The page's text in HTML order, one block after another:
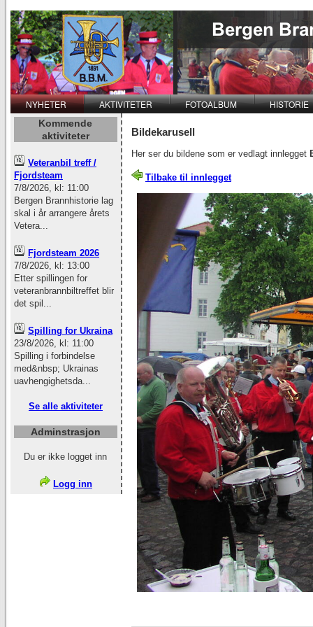
NYHETER AKTIVITETER FOTOALBUM HISTORIE
Bildekarusell
Her ser du bildene som er vedlagt innlegget
Tilbake til innlegget
Kommende
aktiviteter
Veteranbil treff /
Fjordsteam
7/8/2026, kl: 11:00
Bergen Brannhistorie lag
skal i år arrangere årets
Vetera...
Fjordsteam 2026
7/8/2026, kl: 13:00
Etter spillingen for
veteranbrannbiltreffet blir
det spil...
Spilling for Ukraina
23/8/2026, kl: 11:00
Spilling i forbindelse
med&nbsp; Ukrainas
uavhengighetsda...
Se alle aktiviteter
Adminstrasjon
Du er ikke logget inn
Logg inn